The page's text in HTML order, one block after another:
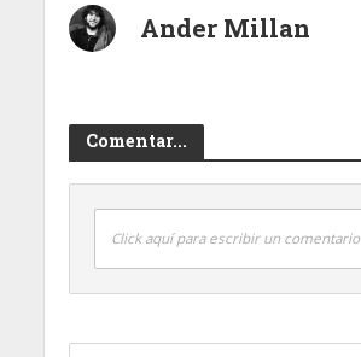
Ander Millan
Comentar...
Click aquí para escribir un comentario